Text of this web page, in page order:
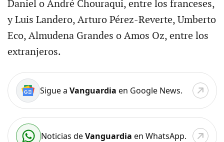
Daniel o André Chouraqui, entre los franceses,
y Luis Landero, Arturo Pérez-Reverte, Umberto
Eco, Almudena Grandes o Amos Oz, entre los
extranjeros.
Sigue a Vanguardia en Google News.
Noticias deVanguardia en WhatsApp.